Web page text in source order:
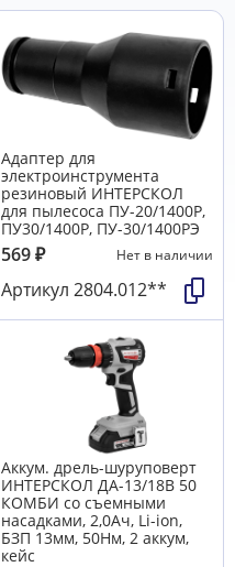
Адаптер для
электроинструмента
резиновый ИНТЕРСКОЛ
для пылесоса ПУ-20/1400Р,
ПУ30/1400Р, ПУ-30/1400РЭ
569₽ Нет в наличии
Артикул 2804.012**
Аккум. дрель-шуруповерт
ИНТЕРСКОЛ ДА-13/18В 50
КОМБИ со съемными
насадками, 2,0Ач, Li-ion,
БЗП 13мм, 50Нм, 2 аккум,
кейс